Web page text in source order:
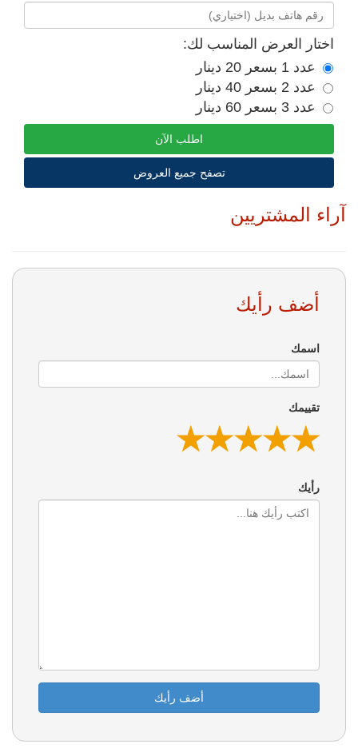
اختار العرض المناسب لك:
عدد 1 بسعر 20 دينار
عدد 2 بسعر 40 دينار
عدد 3 بسعر 60 دينار
اطلب الآن
تصفح جميع العروض
آراء المشتريين
أضف رأيك
اسمك
تقييمك
★
★
★★
★
★ ★
★
★
★ ★
★
★
★
★
رأيك
أضف رأيك